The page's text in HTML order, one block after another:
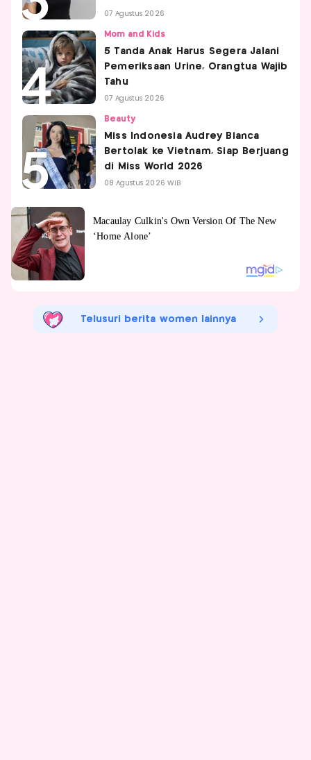
07 Agustus 2026
Mom and Kids
5 Tanda Anak Harus Segera Jalani
Pemeriksaan Urine, Orangtua Wajib
Tahu
07 Agustus 2026
Beauty
Miss Indonesia Audrey Bianca
Bertolak ke Vietnam, Siap Berjuang
di Miss World 2026
08 Agustus 2026 WIB
Telusuri berita women lainnya